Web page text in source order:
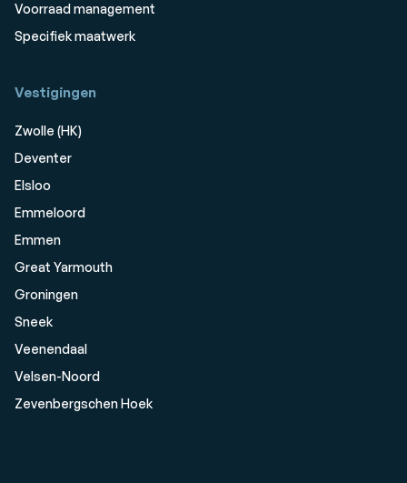
Voorraad management
Specifiek maatwerk
Vestigingen
Zwolle (HK)
Deventer
Elsloo
Emmeloord
Emmen
Great Yarmouth
Groningen
Sneek
Veenendaal
Velsen-Noord
Zevenbergschen Hoek